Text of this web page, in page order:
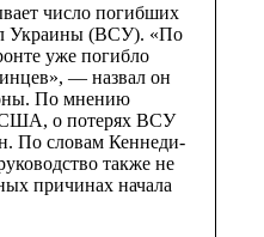
число погибших
Украины (ВСУ). «По
уже погибло
— назвал он
По мнению
США, о потерях ВСУ
По словам Кеннеди-
также не
причинах начала